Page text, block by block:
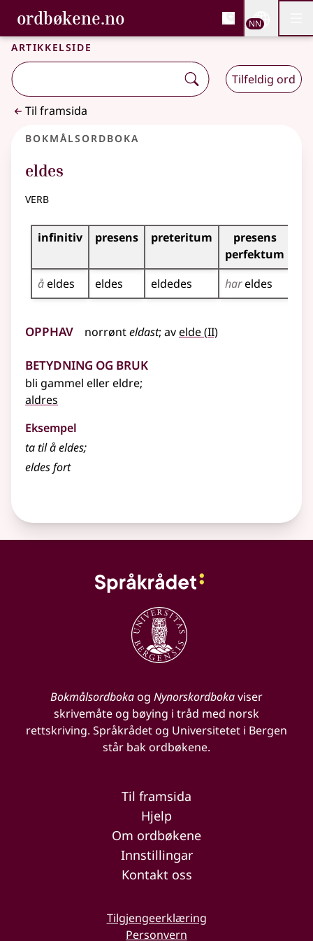
Gå til hovudinnhald
Tilgjenge
ordbøkene.no, Bokmålsordboka og
Bokmålsordboka og Nynorskordboka
NN
Artikkelside
Tilfeldig ord
Til framsida
Bokmålsordboka
eldes
verb
Bøyingstabell for dette verbet
infinitiv presens preteritum
presens
perfektum
åeldes eldes eldedes hareldes
Opphav norrønteldast; avelde(2
II)
Betydning og bruk
bli gammel eller eldre;
aldres
Eksempel
ta til åeldes;
eldesfort
Bokmålsordbokaog Nynorskordbokaviser
skrivemåte og bøying i tråd med norsk
rettskriving. Språkrådet og Universitetet i Bergen
står bak ordbøkene.
Til framsida
Hjelp
Om ordbøkene
Innstillingar
Kontakt oss
Tilgjengeerklæring
Personvern